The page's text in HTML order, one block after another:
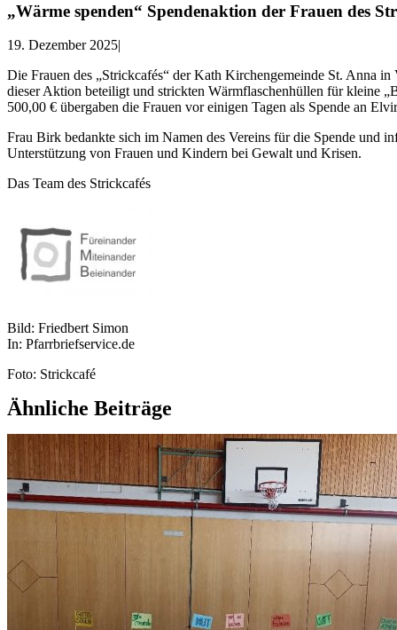
„Wärme spenden“ Spendenaktion der Frauen des
19. Dezember 2025|
Die Frauen des „Strickcafés“ der Kath Kirchengemeinde St. Anna
dieser Aktion beteiligt und strickten Wärmflaschenhüllen für kleine
500,00 € übergaben die Frauen vor einigen Tagen als Spende an
Frau Birk bedankte sich im Namen des Vereins für die Spende und
Unterstützung von Frauen und Kindern bei Gewalt und Krisen.
Das Team des Strickcafés
Bild: Friedbert Simon
In: Pfarrbriefservice.de
Foto: Strickcafé
Ähnliche Beiträge